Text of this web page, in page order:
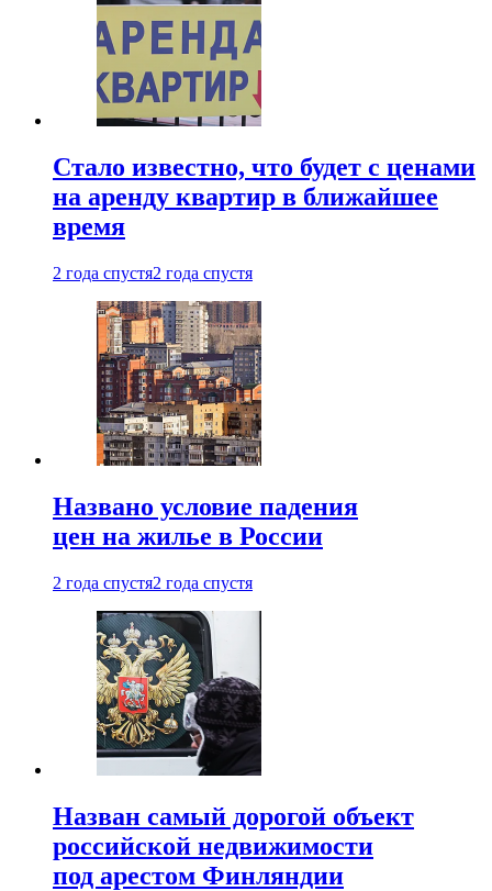
Стало известно, что будет с ценами
на аренду квартир в ближайшее
время
2 года спустя2 года спустя
Названо условие падения
цен на жилье в России
2 года спустя2 года спустя
Назван самый дорогой объект
российской недвижимости
под арестом Финляндии